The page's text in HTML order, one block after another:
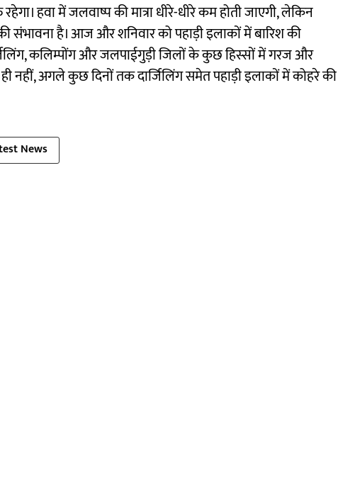
हवा में जलवाष्प की मात्रा धीरे-धीरे कम होती जाएगी, लेकिन
संभावना है। आज और शनिवार को पहाड़ी इलाकों में बारिश की
कलिम्पोंग और जलपाईगुड़ी जिलों के कुछ हिस्सों में गरज और
ही नहीं, अगले कुछ दिनों तक दार्जिलिंग समेत पहाड़ी इलाकों में कोहरे की
News